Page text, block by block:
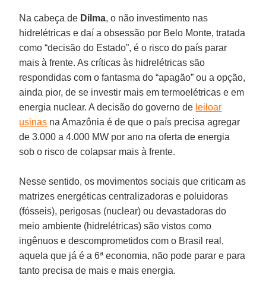
Na cabeça de Dilma, o não investimento nas
hidrelétricas e daí a obsessão por Belo Monte, tratada
como “decisão do Estado”, é o risco do país parar
mais à frente. As críticas às hidrelétricas são
respondidas com o fantasma do “apagão” ou a opção,
ainda pior, de se investir mais em termoelétricas e em
energia nuclear. A decisão do governo de leiloar
usinas na Amazônia é de que o país precisa agregar
de 3.000 a 4.000 MW por ano na oferta de energia
sob o risco de colapsar mais à frente.
Nesse sentido, os movimentos sociais que criticam as
matrizes energéticas centralizadoras e poluidoras
(fósseis), perigosas (nuclear) ou devastadoras do
meio ambiente (hidrelétricas) são vistos como
ingênuos e descomprometidos com o Brasil real,
aquela que já é a 6ª economia, não pode parar e para
tanto precisa de mais e mais energia.